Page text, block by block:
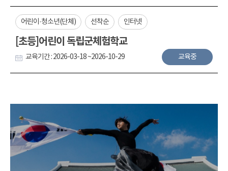
어린이·청소년(단체) 선착순 인터넷
[초등]어린이 독립군체험학교
교육기간 : 2026-03-18 ~2026-10-29 교육중